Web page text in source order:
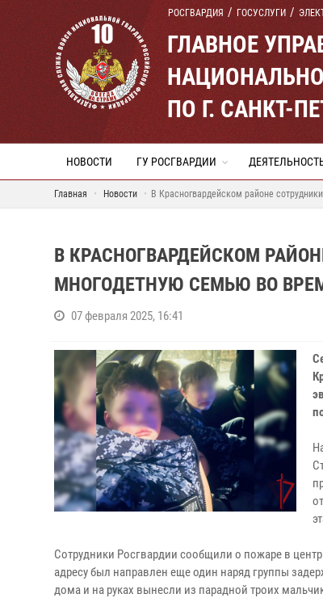
РОСГВАРДИЯ ГОСУСЛУГИ
ГЛАВНОЕ
ПО Г. САНКТ-
НОВОСТИ ГУ РОСГВАРДИИ
Главная Новости В Красногвардейском районе
В КРАСНОГВАРДЕЙСКОМ
МНОГОДЕТНУЮ СЕМЬЮ ВО
07 февраля 2025, 16:41
Сотрудники Росгвардии сообщили о пожаре в
адресу был направлен еще один наряд группы
дома и на руках вынесли из парадной троих